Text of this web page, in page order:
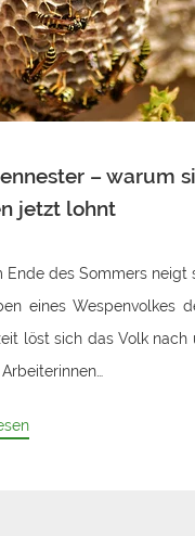
unserer
"Kleeblatt"
2026